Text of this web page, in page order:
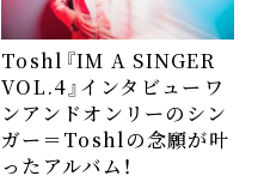
Toshl『IM A SINGER
VOL.4』インタビュー――ワ
ンアンドオンリーのシン
ガー＝Toshlの念願が叶
ったアルバム！